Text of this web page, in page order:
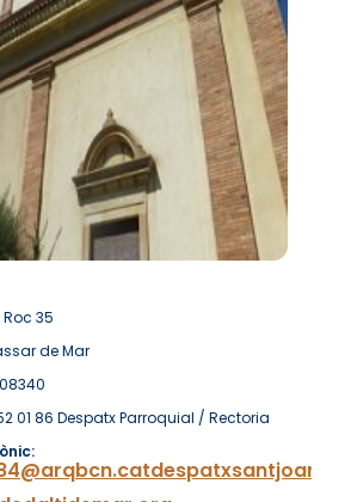
35
de Mar
08340
01 86 Despatx Parroquial / Rectoria